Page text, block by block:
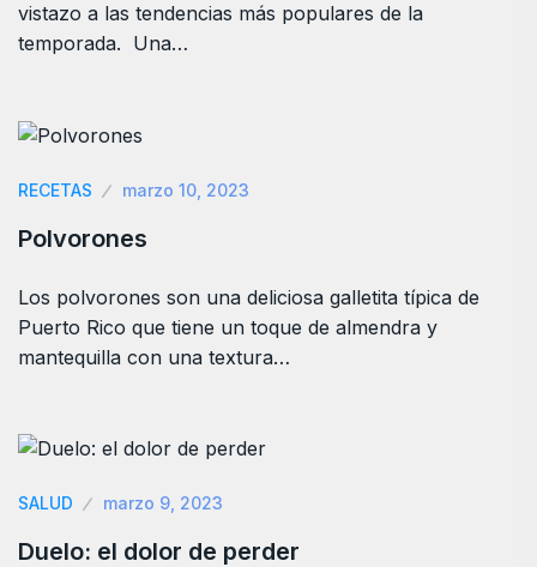
vistazo a las tendencias más populares de la
temporada. Una…
RECETAS marzo 10, 2023
Polvorones
Los polvorones son una deliciosa galletita típica de
Puerto Rico que tiene un toque de almendra y
mantequilla con una textura…
SALUD marzo 9, 2023
Duelo: el dolor de perder